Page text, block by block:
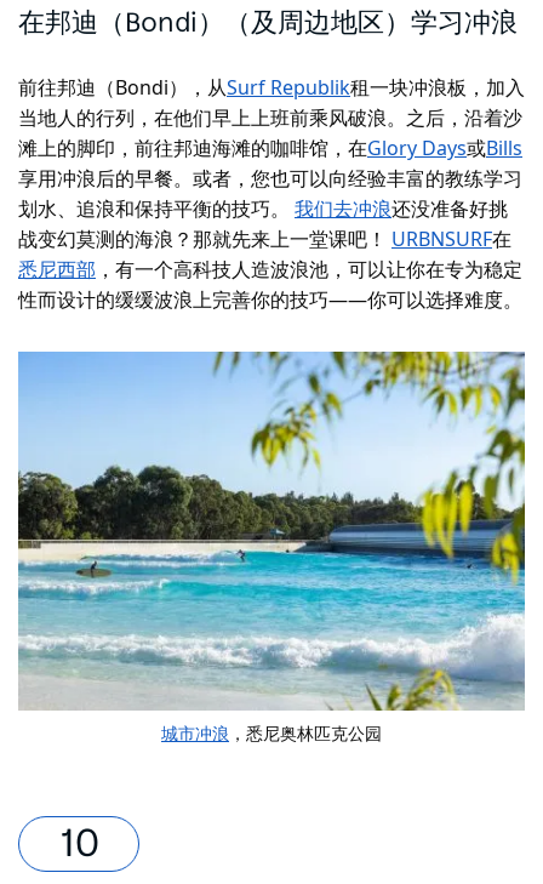
在邦迪（Bondi）（及周边地区）学习冲浪
前往邦迪（Bondi），从Surf Republik租一块冲浪板 ，加入
当地人的行列，在他们早上上班前乘风破浪。之后，沿着沙
滩上的脚印，前往邦迪海滩的咖啡馆，在Glory Days或Bills
享用冲浪后的早餐。或者，您也可以向经验丰富的教练学习
划水、追浪和保持平衡的技巧。
我们去冲浪还没准备好挑
战变幻莫测的海浪？那就先来上一堂课吧！ URBNSURF在
悉尼西部 ，有一个高科技人造波浪池，可以让你在专为稳定
性而设计的缓缓波浪上完善你的技巧——你可以选择难度。
城市冲浪 ，悉尼奥林匹克公园